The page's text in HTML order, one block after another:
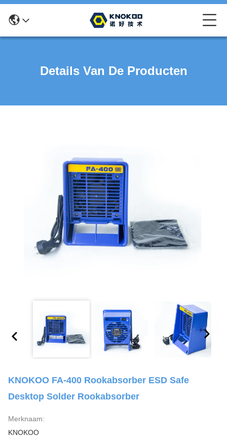
Details Van De Producten
KNOKOO FA-400 Rookabsorber ESD Safe
Desktop Solder Rookabsorber
Merknaam:
KNOKOO